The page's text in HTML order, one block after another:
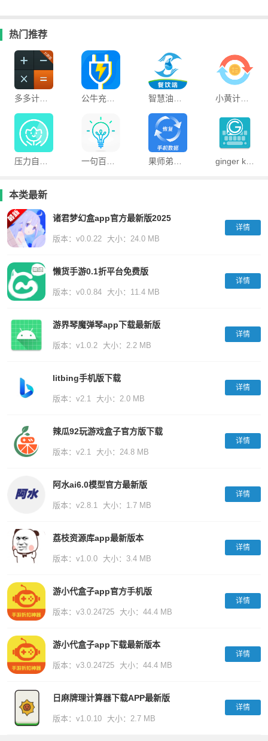
热门推荐
多多计算器分屏版app 小黄计算器app
ginger keyboard输入法app
本类最新
诸君梦幻盒app官方最新版2025
版本：v0.0.22 大小：24.0 MB
详情
懒货手游0.1折平台免费版
版本：v0.0.84 大小：11.4 MB
详情
游界琴魔弹琴app下载最新版
版本：v1.0.2 大小：2.2 MB
详情
litbing手机版下载
版本：v2.1 大小：2.0 MB
详情
辣瓜92玩游戏盒子官方版下载
版本：v2.1 大小：24.8 MB
详情
阿水ai6.0模型官方最新版
版本：v2.8.1 大小：1.7 MB
详情
荔枝资源库app最新版本
版本：v1.0.0 大小：3.4 MB
详情
游小代盒子app官方手机版
版本：v3.0.24725 大小：44.4 MB
详情
游小代盒子app下载最新版本
版本：v3.0.24725 大小：44.4 MB
详情
日麻牌理计算器下载APP最新版
版本：v1.0.10 大小：2.7 MB
详情